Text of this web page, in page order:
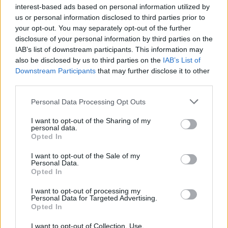
interest-based ads based on personal information utilized by
us or personal information disclosed to third parties prior to
your opt-out. You may separately opt-out of the further
disclosure of your personal information by third parties on the
IAB’s list of downstream participants. This information may
also be disclosed by us to third parties on the IAB’s List of
Downstream Participants that may further disclose it to other
Personal Data Processing Opt Outs
I want to opt-out of the Sharing of my
personal data.
Opted In
I want to opt-out of the Sale of my
Personal Data.
Opted In
I want to opt-out of processing my
Personal Data for Targeted Advertising.
Opted In
I want to opt-out of Collection, Use,
8 Αυγούστου 2026 08:12
Κατσαρίδα στο σπίτι – Πότε πρέπει
να ανησυχήσουμε
8 Αυγούστου 2026 08:08
ΚΡΗΤΗ
Κρήτη: Οι νέοι Αστυνομικοί
ΕΝΔΙΑΦΕΡΟΝΤΑ
8 Αυγούστου 2026 08:03
εκδηλώσεις “Πολιτιστικό Καλοκαίρι
2026, 16ο Φεστιβάλ ΓΗ-ΠΟΛΙΤΙΣΜΟΣ-
7 Αυγούστου 2026 21:54